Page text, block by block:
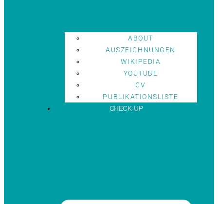
ABOUT
AUSZEICHNUNGEN
WIKIPEDIA
YOUTUBE
CV
PUBLIKATIONSLISTE
CHECK-UP